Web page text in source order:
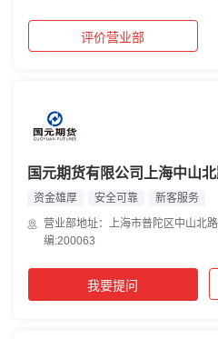
评价营业部
国元期货有限公司上海中山
资金雄厚 安全可靠
新客服务
营业部地址：上海市普陀区中山北
编:200063
我要提问